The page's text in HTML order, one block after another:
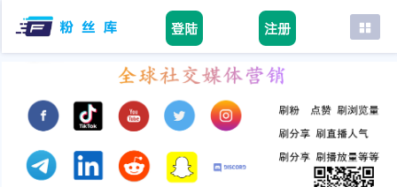
登陆 注册
首页
tiktok